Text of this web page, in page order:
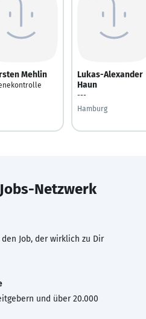
Mehlin
Lukas-Alexander
Haun
---
Hamburg
Netzwerk
Job, der wirklich zu Dir
und über 20.000